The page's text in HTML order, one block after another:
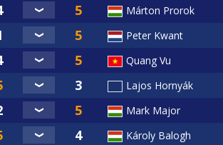
Márton Prorok
Peter Kwant
Quang Vu
Lajos Hornyák
Mark Major
Károly Balogh